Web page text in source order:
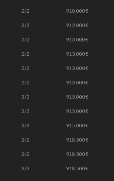
2/2 910.000€
3/3 912.000€
2/2 913.000€
2/2 913.000€
2/2 913.000€
2/2 913.000€
3/3 915.000€
3/3 915.000€
3/3 915.000€
2/2 918.500€
2/2 918.500€
3/3 918.500€